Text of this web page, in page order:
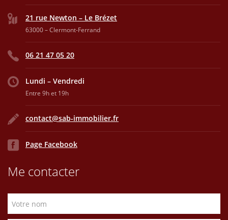
21 rue Newton – Le Brézet
63000 – Clermont-Ferrand
06 21 47 05 20
Lundi – Vendredi
Entre 9h et 19h
contact@sab-immobilier.fr
Page Facebook
Me contacter